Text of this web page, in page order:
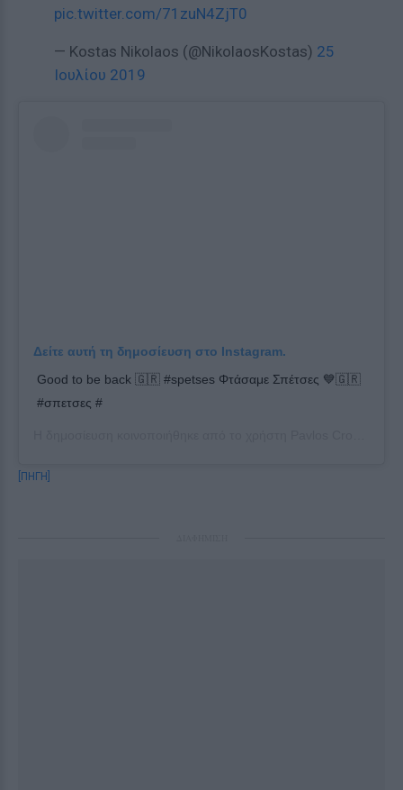
pic.twitter.com/71zuN4ZjT0
— Kostas Nikolaos (@NikolaosKostas) 25
Ιουλίου 2019
Δείτε αυτή τη δημοσίευση στο Instagram.
Good to be back 🇬🇷 #spetses Φτάσαμε Σπέτσες 💙🇬🇷
#σπετσες #
[ΠΗΓΗ]